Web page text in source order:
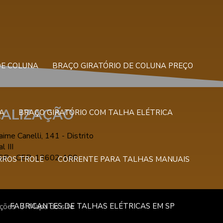
COLUNA BRAÇO GIRATÓRIO DE COLUNA PREÇO
BRAÇO GIRATÓRIO COM TALHA ELÉTRICA
TROLE CORRENTE PARA TALHAS MANUAIS
FABRICANTES DE TALHAS ELÉTRICAS EM SP
Canelli, 141 - Distrito
III
- CEP: 13602-100
Mapa do site